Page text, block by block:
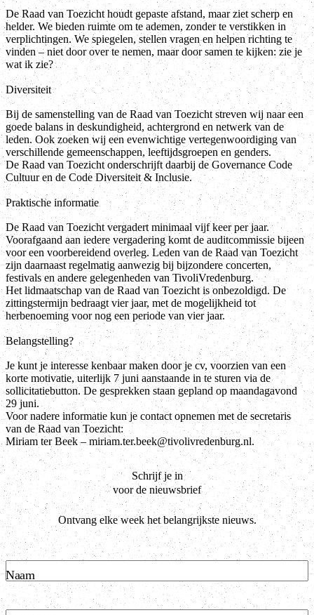
De Raad van Toezicht houdt gepaste afstand, maar ziet scherp en
helder. We bieden ruimte om te ademen, zonder te verstikken in
verplichtingen. We spiegelen, stellen vragen en helpen richting te
vinden – niet door over te nemen, maar door samen te kijken: zie je
wat ik zie?
Diversiteit
Bij de samenstelling van de Raad van Toezicht streven wij naar een
goede balans in deskundigheid, achtergrond en netwerk van de
leden. Ook zoeken wij een evenwichtige vertegenwoordiging van
verschillende gemeenschappen, leeftijdsgroepen en genders.
De Raad van Toezicht onderschrijft daarbij de Governance Code
Cultuur en de Code Diversiteit & Inclusie.
Praktische informatie
De Raad van Toezicht vergadert minimaal vijf keer per jaar.
Voorafgaand aan iedere vergadering komt de auditcommissie bijeen
voor een voorbereidend overleg. Leden van de Raad van Toezicht
zijn daarnaast regelmatig aanwezig bij bijzondere concerten,
festivals en andere gelegenheden van TivoliVredenburg.
Het lidmaatschap van de Raad van Toezicht is onbezoldigd. De
zittingstermijn bedraagt vier jaar, met de mogelijkheid tot
herbenoeming voor nog een periode van vier jaar.
Belangstelling?
Je kunt je interesse kenbaar maken door je cv, voorzien van een
korte motivatie, uiterlijk 7 juni aanstaande in te sturen via de
sollicitatiebutton. De gesprekken staan gepland op maandagavond
29 juni.
Voor nadere informatie kun je contact opnemen met de secretaris
van de Raad van Toezicht:
Miriam ter Beek – miriam.ter.beek@tivolivredenburg.nl.
Schrijf je in
voor de nieuwsbrief
Ontvang elke week het belangrijkste nieuws.
Naam